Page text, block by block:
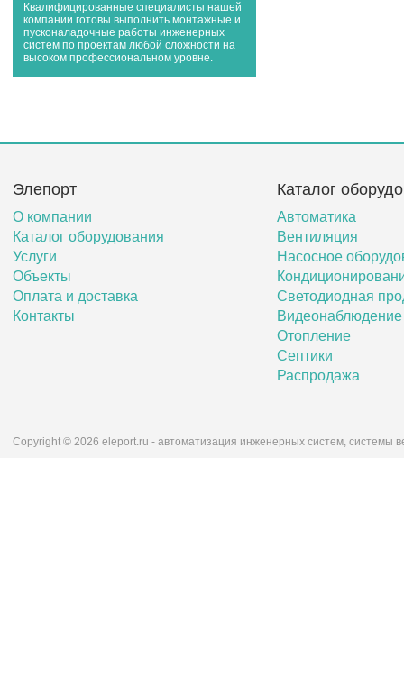
Квалифицированные специалисты нашей
компании готовы выполнить монтажные и
пусконаладочные работы инженерных
систем по проектам любой сложности на
высоком профессиональном уровне.
Элепорт
О компании
Каталог оборудования
Услуги
Объекты
Оплата и доставка
Контакты
Каталог
Автоматика
Вентиляция
Насосное
Светодиодная
Видеонаблюдение
Отопление
Септики
Распродажа
Copyright © 2026 eleport.ru - автоматизация инженерных систем, системы